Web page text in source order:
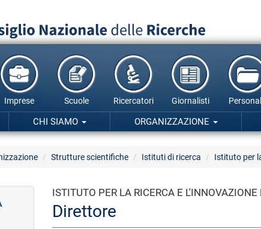
Imprese Scuole Ricercatori Giornalisti
CHI SIAMO ORGANIZZAZIONE
Strutture scientifiche Istituti di ricerca Istituto per
ISTITUTO PER LA RICERCA E
Direttore